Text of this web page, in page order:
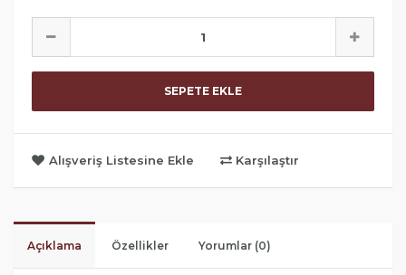
SEPETE EKLE
Alışveriş Listesine Ekle Karşılaştır
Açıklama Özellikler Yorumlar (0)